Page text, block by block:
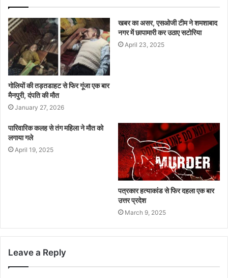
गोलियों की तड़तडाहट से फिर गूंजा एक बार
मैनपुरी, दंपति की मौत
January 27, 2026
खबर का असर, एसओजी टीम ने शमशाबाद
नगर में छापामारी कर उठाए सटोरिया
April 23, 2025
पारिवारिक कलह से तंग महिला ने मौत को
लगाया गले
April 19, 2025
पत्रकार हत्याकांड से फिर दहला एक बार
उत्तर प्रदेश
March 9, 2025
Leave a Reply